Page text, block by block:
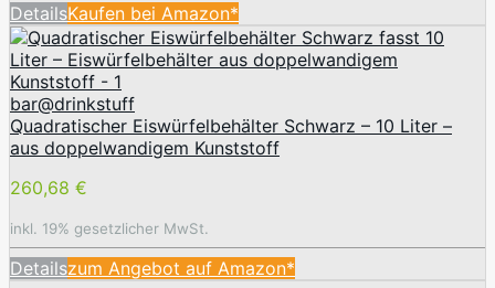
DetailsKaufen bei Amazon*
bar@drinkstuff
Quadratischer Eiswürfelbehälter Schwarz – 10 Liter –
aus doppelwandigem Kunststoff
260,68 €
inkl. 19% gesetzlicher MwSt.
Detailszum Angebot auf Amazon*